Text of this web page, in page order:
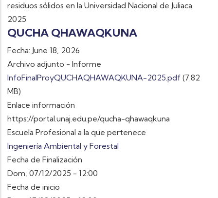
residuos sólidos en la Universidad Nacional de Juliaca
2025
QUCHA QHAWAQKUNA
Fecha: June 18, 2026
Archivo adjunto - Informe
InfoFinalProyQUCHAQHAWAQKUNA-2025.pdf (7.82
MB)
Enlace información
https://portal.unaj.edu.pe/qucha-qhawaqkuna
Escuela Profesional a la que pertenece
Ingeniería Ambiental y Forestal
Fecha de Finalización
Dom, 07/12/2025 - 12:00
Fecha de inicio